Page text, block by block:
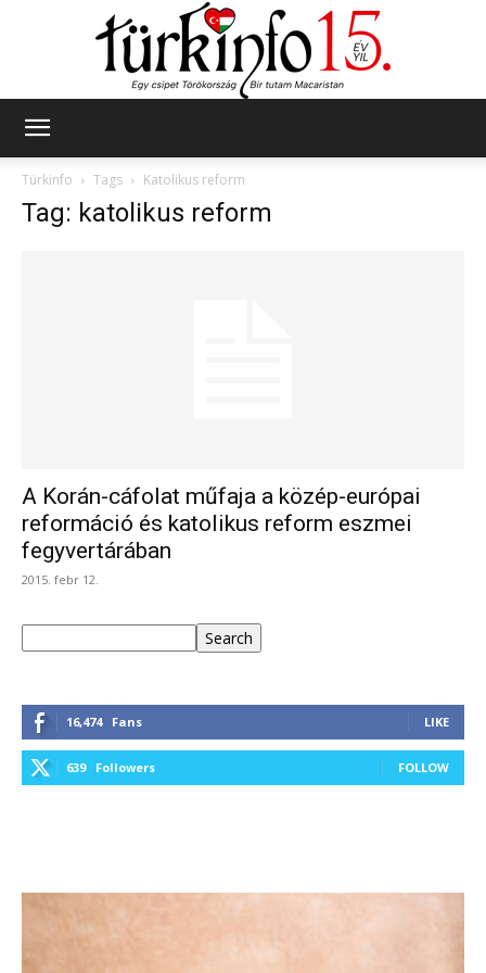
Türkinfo
Tags Katolikus reform
Tag: katolikus reform
A Korán-cáfolat műfaja a közép-európai
reformáció és katolikus reform eszmei
fegyvertárában
2015. febr 12.
Search
16,474 Fans LIKE
639 Followers FOLLOW